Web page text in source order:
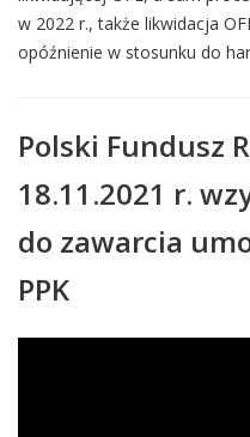
w 2022 r., także likwidacja
opóźnienie w stosunku do
Polski Fundusz
18.11.2021 r.
do zawarcia
PPK